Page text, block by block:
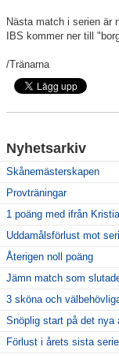
Nästa match i serien är
IBS kommer ner till
/Tränarna
Nyhetsarkiv
Skånemästerskapen
Provträningar
1 poäng med ifrån
Uddamålsförlust mot
Återigen noll poäng
Jämn match som
3 sköna och
Snöplig start på det nya
Förlust i årets sista